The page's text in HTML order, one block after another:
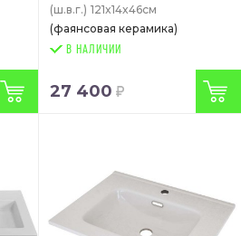
(ш.в.г.) 121x14x46см
(фаянсовая керамика)
В НАЛИЧИИ
27 400